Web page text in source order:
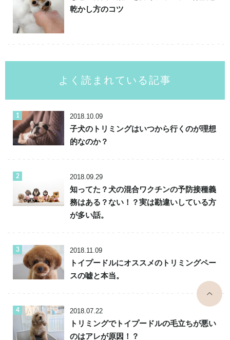
乾かし方のコツ
よく読まれている記事
2018.10.09
子犬のトリミングはいつから行くのが理想
的なのか？
2018.09.29
知ってた？犬の混合ワクチンの予防接種義
務はある？ない！？実は勘違いしている方
が多い話。
2018.11.09
トイプードルにオススメのトリミングペー
スの嘘と本当。
2018.07.22
トリミングでトイプードルの毛立ちが悪い
のはアレが原因！？
top